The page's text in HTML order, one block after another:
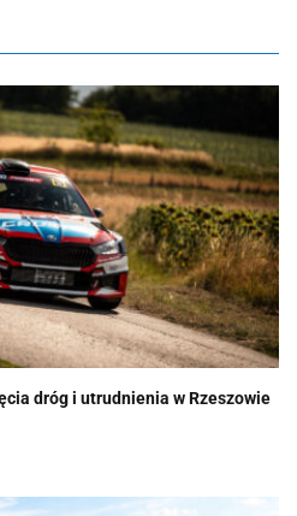
dróg i utrudnienia w Rzeszowie